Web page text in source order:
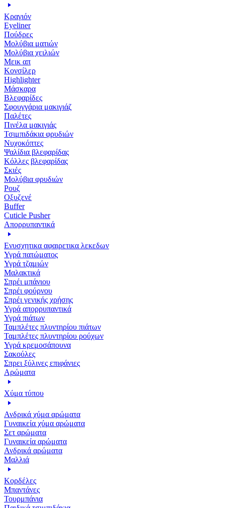
Κραγιόν
Eyeliner
Πούδρες
Μολύβια ματιών
Μολύβια χειλιών
Μεικ απ
Κονσίλερ
Highlighter
Μάσκαρα
Βλεφαρίδες
Σφουγγάρια μακιγιάζ
Παλέτες
Πινέλα μακιγιάς
Τσιμπιδάκια φρυδιών
Νυχοκόπτες
Ψαλίδια βλεφαρίδας
Κόλλες βλεφαρίδας
Σκιές
Μολύβια φρυδιών
Ρουζ
Οξυζενέ
Buffer
Cuticle Pusher
Απορρυπαντικά
Eνυσχητικα αφαιρετικα λεκεδων
Υγρά πατώματος
Υγρά τζαμιών
Μαλακτικά
Σπρέι μπάνιου
Σπρέι φούρνου
Σπρέι γενικής χρήσης
Υγρά απορρυπαντικά
Υγρά πιάτων
Ταμπλέτες πλυντηρίου πιάτων
Ταμπλέτες πλυντηρίου ρούχων
Υγρά κρεμοσάπουνα
Σακούλες
Σπρει ξύλινες επιφάνιες
Αρώματα
Χύμα τύπου
Ανδρικά χύμα αρώματα
Γυναικεία χύμα αρώματα
Σετ αρώματα
Γυναικεία αρώματα
Ανδρικά αρώματα
Μαλλιά
Κορδέλες
Μπαντάνες
Τουρμπάνια